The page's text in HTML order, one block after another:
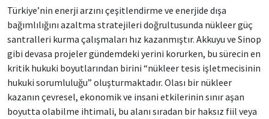
Türkiye’nin enerji arzını çeşitlendirme ve enerjide dışa
bağımlılığını azaltma stratejileri doğrultusunda nükleer güç
santralleri kurma çalışmaları hız kazanmıştır. Akkuyu ve Sinop
gibi devasa projeler gündemdeki yerini korurken, bu sürecin en
kritik hukuki boyutlarından birini “nükleer tesis işletmecisinin
hukuki sorumluluğu” oluşturmaktadır. Olası bir nükleer
kazanın çevresel, ekonomik ve insani etkilerinin sınır aşan
boyutta olabilme ihtimali, bu alanı sıradan bir haksız fiil veya